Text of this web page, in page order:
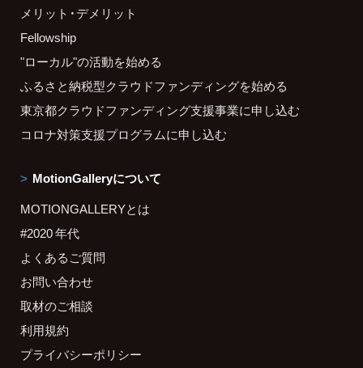
メリット・デメリット
Fellowship
"ローカル"の活動を始める
ふるさと納税型クラウドファンディングを始める
東京都クラウドファンディング支援事業に申し込む
コロナ対策支援プログラムに申し込む
MotionGalleryについて
MOTIONGALLERYとは
#2020 年代
よくあるご質問
お問い合わせ
取材のご相談
利用規約
プライバシーポリシー